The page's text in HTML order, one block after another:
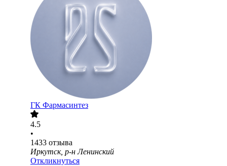
ГК Фармасинтез
4.5
•
1433 отзыва
Иркутск, р-н Ленинский
Откликнуться